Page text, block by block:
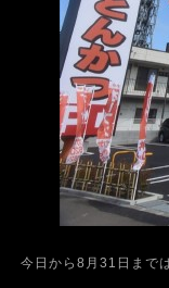
今日から8月31日ま